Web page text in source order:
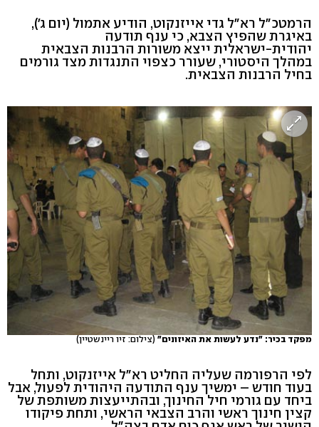
הרמטכ"ל רא"ל גדי אייזנקוט, הודיע אתמול (יום ג'),
באיגרת שהפיץ הצבא, כי ענף תודעה
יהודית-ישראלית ייצא משורות הרבנות הצבאית
במהלך היסטורי, שעורר כצפוי התנגדות מצד גורמים
בחיל הרבנות הצבאית.
מפקד בכיר: "נדע לעשות את האיזונים" (צילום: זיו ריינשטיין)
לפי הרפורמה שעליה החליט רא"ל אייזנקוט, ותחל
בעוד חודש – ימשיך ענף התודעה היהודית לפעול, אבל
ביחד עם גורמי חיל החינוך, ובהתייעצות משותפת של
קצין חינוך ראשי והרב הצבאי הראשי, ותחת פיקודו